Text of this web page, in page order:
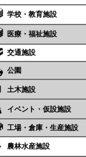
学校・教育施設
医療・福祉施設
交通施設
公園
土木施設
イベント・仮設施設
工場・倉庫・生産施設
農林水産施設